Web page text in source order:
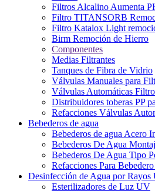
Filtros Alcalino Aumenta
Filtro TITANSORB
Filtro Katalox Light
Birm Remoción de Hierro
Componentes
Medias Filtrantes
Tanques de Fibra de Vidrio
Válvulas Manuales para
Válvulas Automáticas
Distribuidores toberas PP
Refacciones Válvulas
Bebederos de agua
Bebederos de agua Acero
Bebederos De Agua
Bebederos De Agua Tipo
Refacciones Para
Desinfección de Agua por Rayos
Esterilizadores de Luz UV